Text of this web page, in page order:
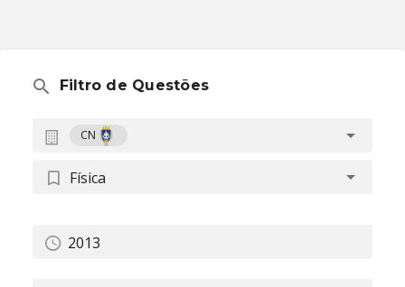
Filtro de Questões
CN
Física